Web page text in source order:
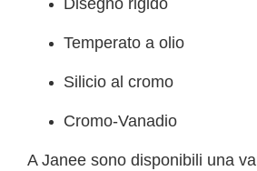
Temperato a olio
Silicio al cromo
Cromo-Vanadio
A Janee sono disponibili una